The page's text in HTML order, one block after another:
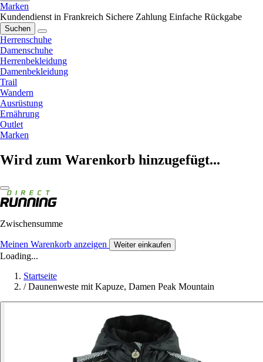
Marken
Kundendienst in Frankreich Sichere Zahlung Einfache Rückgabe
Suchen
Herrenschuhe
Damenschuhe
Herrenbekleidung
Damenbekleidung
Trail
Wandern
Ausrüstung
Ernährung
Outlet
Marken
Wird zum Warenkorb hinzugefügt...
Zwischensumme
Meinen Warenkorb anzeigen Weiter einkaufen
Loading...
Startseite
/ Daunenweste mit Kapuze, Damen Peak Mountain